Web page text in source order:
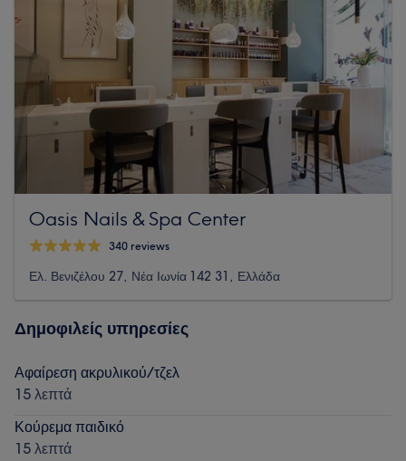
Oasis Nails & Spa Center
340 reviews
Ελ. Βενιζέλου 27, Νέα Ιωνία 142 31, Ελλάδα
Δημοφιλείς υπηρεσίες
Αφαίρεση ακρυλικού/τζελ
15 λεπτά
Κούρεμα παιδικό
15 λεπτά